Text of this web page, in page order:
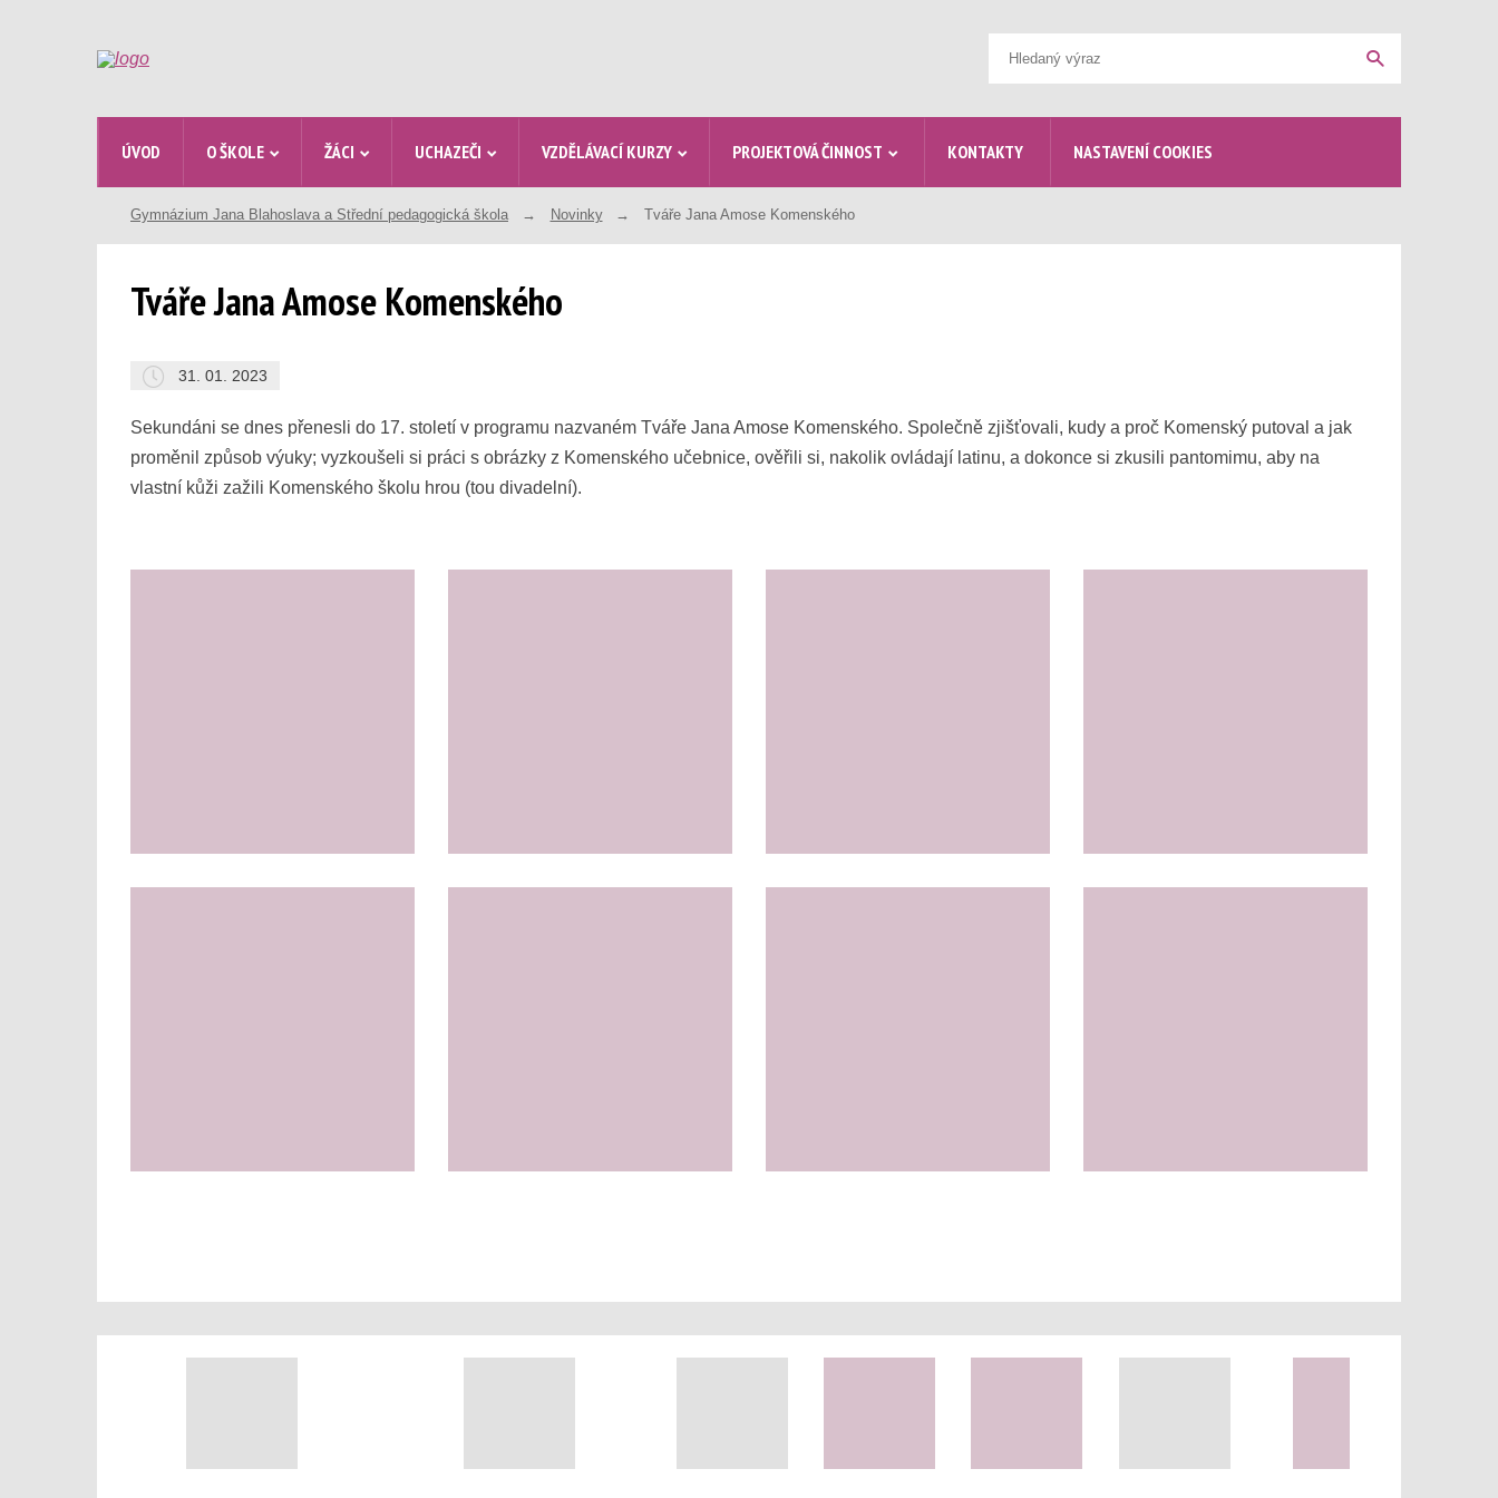
Hledat
ÚVOD O ŠKOLE ŽÁCI UCHAZEČI VZDĚLÁVACÍ KURZY PROJEKTOVÁ ČINNOST KONTAKTY NASTAVENÍ COOKIES
Gymnázium Jana Blahoslava a Střední pedagogická škola Novinky Tváře Jana Amose Komenského
Tváře Jana Amose Komenského
31. 01. 2023
Sekundáni se dnes přenesli do 17. století v programu nazvaném Tváře Jana Amose Komenského. Společně zjišťovali, kudy a proč Komenský putoval a jak
proměnil způsob výuky; vyzkoušeli si práci s obrázky z Komenského učebnice, ověřili si, nakolik ovládají latinu, a dokonce si zkusili pantomimu, aby na
vlastní kůži zažili Komenského školu hrou (tou divadelní).